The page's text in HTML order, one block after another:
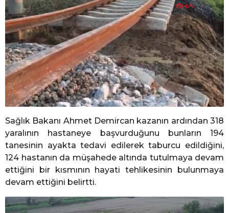
Sağlık Bakanı Ahmet Demircan kazanın ardından 318
yaralının hastaneye başvurduğunu bunların 194
tanesinin ayakta tedavi edilerek taburcu edildiğini,
124 hastanın da müşahede altında tutulmaya devam
ettiğini bir kısmının hayati tehlikesinin bulunmaya
devam ettiğini belirtti.